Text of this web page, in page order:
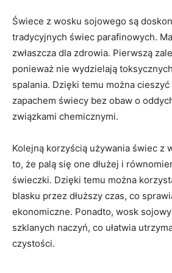
Świece ​z wosku ‌sojowego są
tradycyjnych‍ świec parafinowych.⁤
zwłaszcza dla zdrowia. Pierwszą
ponieważ nie wydzielają‍
spalania. Dzięki temu można
‌zapachem świecy bez ​obaw‍ o​
związkami chemicznymi.
Kolejną⁢ korzyścią używania świec z
to, że palą się⁤ one dłużej i
świeczki. ‍Dzięki ‍temu można
blasku przez dłuższy czas, co
⁤ekonomiczne. Ponadto, wosk
szklanych⁢ naczyń, ‍co⁣ ułatwia​
czystości.